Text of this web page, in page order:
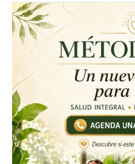
MÉTODO
AVN
UN
NUEVO
IMPULSO
PARA
TU
VIDA